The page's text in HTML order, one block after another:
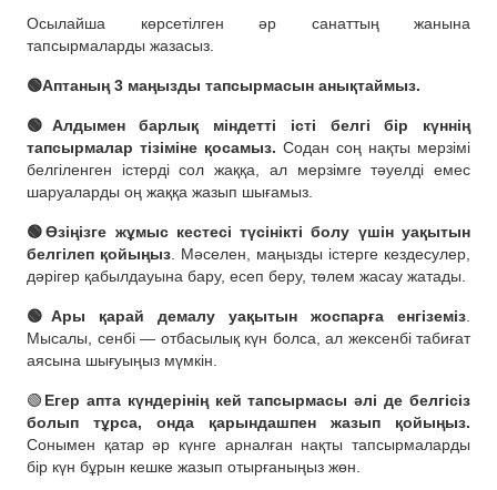
Осылайша көрсетілген әр санаттың жанына
тапсырмаларды жазасыз.
🟢Аптаның 3 маңызды тапсырмасын анықтаймыз.
🟢Алдымен барлық міндетті істі белгі бір күннің
тапсырмалар тізіміне қосамыз. Содан соң нақты мерзімі
белгіленген істерді сол жаққа, ал мерзімге тәуелді емес
шаруаларды оң жаққа жазып шығамыз.
🟢Өзіңізге жұмыс кестесі түсінікті болу үшін уақытын
белгілеп қойыңыз . Мәселен, маңызды істерге кездесулер,
дәрігер қабылдауына бару, есеп беру, төлем жасау жатады.
🟢Ары қарай демалу уақытын жоспарға енгіземіз
Мысалы, сенбі — отбасылық күн болса, ал жексенбі табиғат
аясына шығуыңыз мүмкін.
🟢 Егер апта күндерінің кей тапсырмасы әлі де белгісіз
болып тұрса, онда қарындашпен жазып қойыңыз.
Сонымен қатар әр күнге арналған нақты тапсырмаларды
бір күн бұрын кешке жазып отырғаныңыз жөн.